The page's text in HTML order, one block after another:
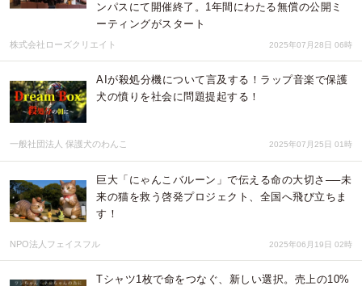
ンパスにて開催終了。1年間にわたる無償の公開ミ
ーティングがスタート
株式会社ローズクリエイト 2025年07月28日 06時
AIが殺処分機について言及する！ラップ音楽で保護
犬の憤りを社会に問題提起する！
一般社団法人 保護犬のわんこ 2025年07月25日 01時
巨大「にゃんこバルーン」で伝える命の大切さ──未
来の猫を救う啓発プロジェクト、全国へ飛び立ちま
す！
NPO法人フェイスフル 2025年06月19日 02時
Tシャツ1枚で命をつなぐ、新しい選択。売上の10%